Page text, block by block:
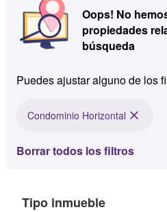
Oops! No
propiedades
búsqueda
Puedes ajustar alguno de los
Condominio Horizontal
Borrar todos los filtros
Tipo inmueble